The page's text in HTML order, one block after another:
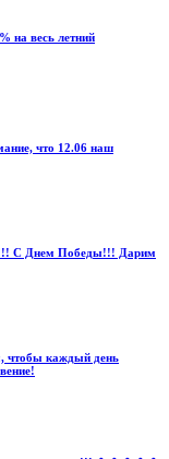
на весь летний
что 12.06 наш
С Днем Победы!!! Дарим
чтобы каждый день